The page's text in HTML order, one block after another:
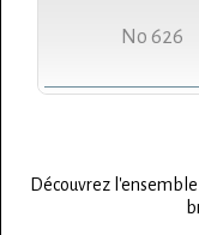
No 626
Découvrez